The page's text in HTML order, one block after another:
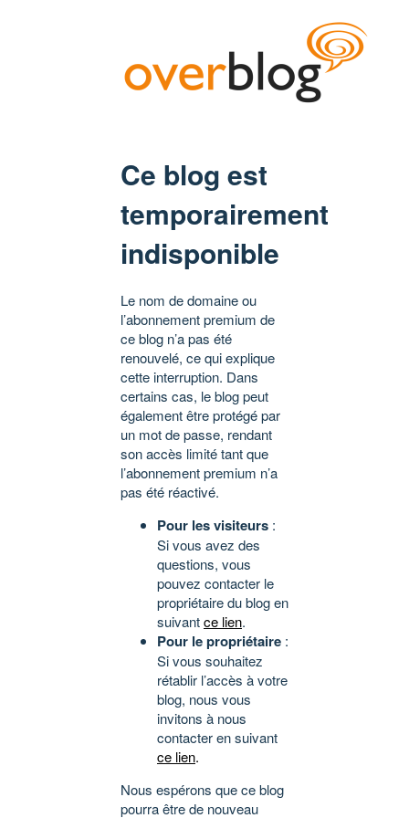
Ce blog est
temporairement
indisponible
Le nom de domaine ou
l’abonnement premium de
ce blog n’a pas été
renouvelé, ce qui explique
cette interruption. Dans
certains cas, le blog peut
également être protégé par
un mot de passe, rendant
son accès limité tant que
l’abonnement premium n’a
pas été réactivé.
Pour les visiteurs :
Si vous avez des
questions, vous
pouvez contacter le
propriétaire du blog en
suivantce lien.
Pour le propriétaire :
Si vous souhaitez
rétablir l’accès à votre
blog, nous vous
invitons à nous
contacter en suivant
ce lien.
Nous espérons que ce blog
pourra être de nouveau